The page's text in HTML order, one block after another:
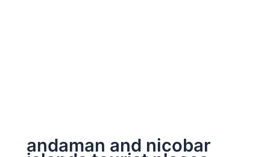
andaman and nicobar